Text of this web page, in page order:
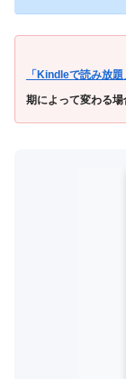
「Kindleで読み放題
期によって変わる場